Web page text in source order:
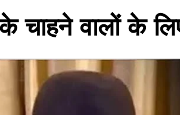
के चाहने वालों